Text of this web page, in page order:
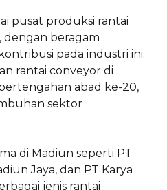
pusat produksi rantai
dengan beragam
pada industri ini.
rantai conveyor di
abad ke-20,
sektor
di Madiun seperti PT
Jaya, dan PT Karya
jenis rantai